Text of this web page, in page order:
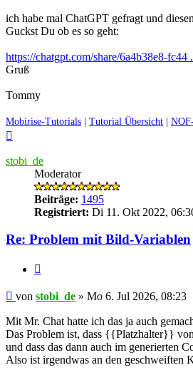
ich habe mal ChatGPT gefragt und
Guckst Du ob es so geht:
https://chatgpt.com/share/6a4b38e8-
Gruß
Tommy
Mobirise-Tutorials Tutorial Übersicht
stobi_de
Moderator
Beiträge: 1495
Registriert: Di 11. Okt 2022,
Re: Problem mit Bild-Variablen
Ungelesener
von stobi_de » Mo 6. Jul 2026, 08:23
Mit Mr. Chat hatte ich das ja auch
Das Problem ist, dass {{Platzhalter}}
und dass das dann auch im generierten
Also ist irgendwas an den geschweiften